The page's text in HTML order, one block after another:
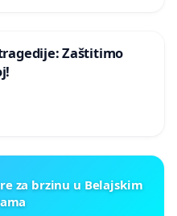
tragedije: Zaštitimo
za brzinu u Belajskim